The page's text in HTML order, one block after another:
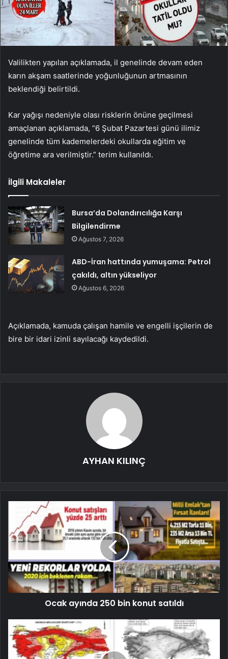
Valilikten yapılan açıklamada, il genelinde devam eden
karın akşam saatlerinde yoğunluğunun artmasının
beklendiği belirtildi.
Kar yağışı nedeniyle olası risklerin önüne geçilmesi
amaçlanan açıklamada, “6 Şubat Pazartesi günü ilimiz
genelinde tüm kademelerdeki okullarda eğitim ve
öğretime ara verilmiştir.” terim kullanıldı.
İlgili Makaleler
Bursa’da Dolandırıcılığa Karşı
Bilgilendirme
Ağustos 7, 2026
ABD-İran hattında yumuşama: Petrol
çakıldı, altın yükseliyor
Ağustos 6, 2026
Açıklamada, kamuda çalışan hamile ve engelli işçilerin de
bire bir idari izinli sayılacağı kaydedildi.
AYHAN KILINÇ
Ocak ayında 250 bin konut satıldı